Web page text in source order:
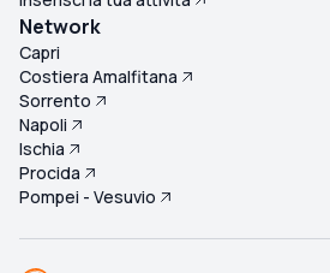
Network
Capri
Costiera Amalfitana
Sorrento
Napoli
Ischia
Procida
Pompei - Vesuvio